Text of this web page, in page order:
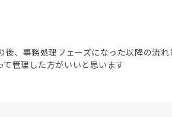
後、事務処理フェーズになった以降の流
管理した方がいいと思います